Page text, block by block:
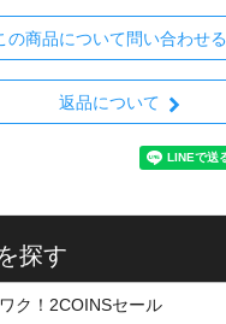
の商品について問い合わせる
返品について
探す